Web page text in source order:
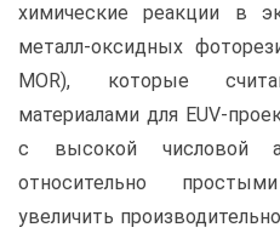
химические реакции в
металл-оксидных
MOR), которые
материалами для EUV-
с высокой числовой
относительно
увеличить